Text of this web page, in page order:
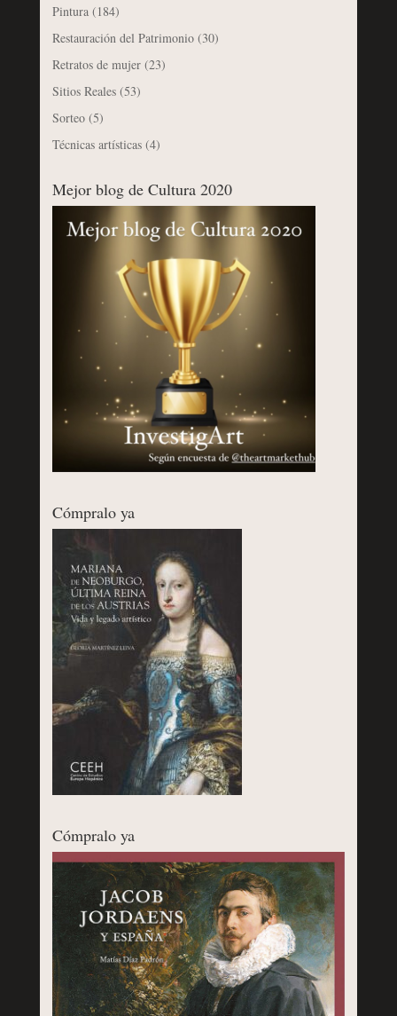
Pintura(184)
Restauración del Patrimonio(30)
Retratos de mujer(23)
Sitios Reales(53)
Sorteo(5)
Técnicas artísticas(4)
Mejor blog de Cultura 2020
Cómpralo ya
Cómpralo ya